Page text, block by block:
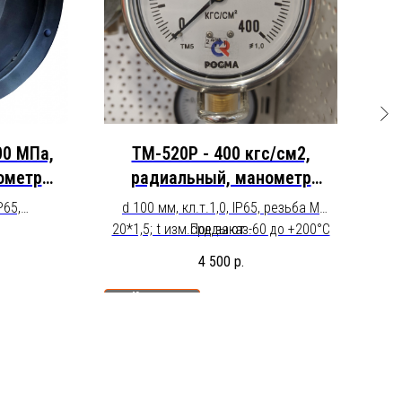
МПа,
18UNF
ТМ-520Р - 400 кгс/см2,
радиальный, манометр
виброустойчивый
d 100 мм, кл.т.1,0, IP65, резьба М
20*1,5; t изм.среды от -60 до +200°С
силикон, межповерочный интервал –
Под заказ.
4 500 р.
Купить